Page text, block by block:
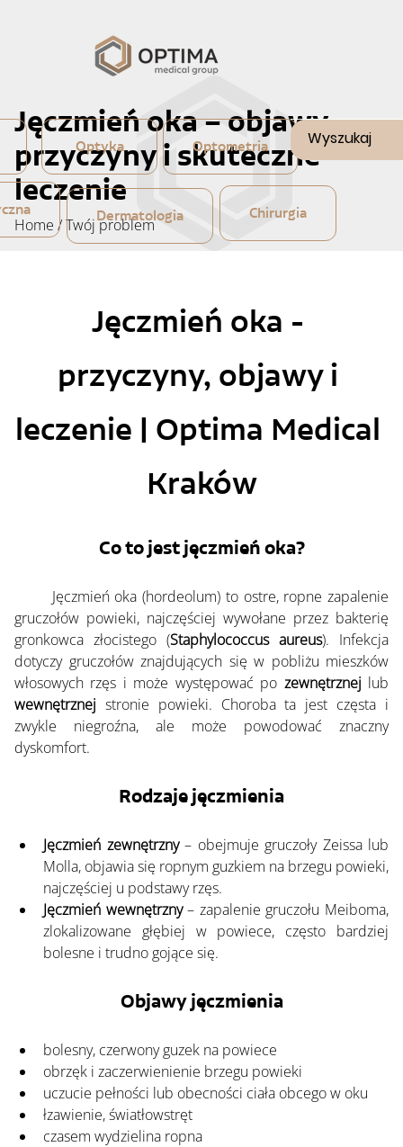
Optyka Optometria
Dermatologia Chirurgia
Jęczmień oka – objawy,
przyczyny i skuteczne
leczenie
Home /Twój problem
Jęczmień oka -
przyczyny, objawy i
leczenie | Optima Medical
Kraków
Co to jest jęczmień oka?
gruczołów powieki, najczęściej wywołane przez bakterię
gronkowca złocistego (Staphylococcus aureus). Infekcja
dotyczy gruczołów znajdujących się w pobliżu mieszków
włosowych rzęs i może występować po zewnętrznej
wewnętrznej stronie powieki. Choroba ta jest częsta i
zwykle niegroźna, ale może powodować znaczny
dyskomfort.
Rodzaje jęczmienia
Jęczmień zewnętrzny – obejmuje gruczoły Zeissa lub
Molla, objawia się ropnym guzkiem na brzegu powieki,
najczęściej u podstawy rzęs.
Jęczmień wewnętrzny – zapalenie gruczołu Meiboma,
zlokalizowane głębiej w powiece, często bardziej
bolesne i trudno gojące się.
Objawy jęczmienia
bolesny, czerwony guzek na powiece
obrzęk i zaczerwienienie brzegu powieki
uczucie pełności lub obecności ciała obcego w oku
łzawienie, światłowstręt
czasem wydzielina ropna